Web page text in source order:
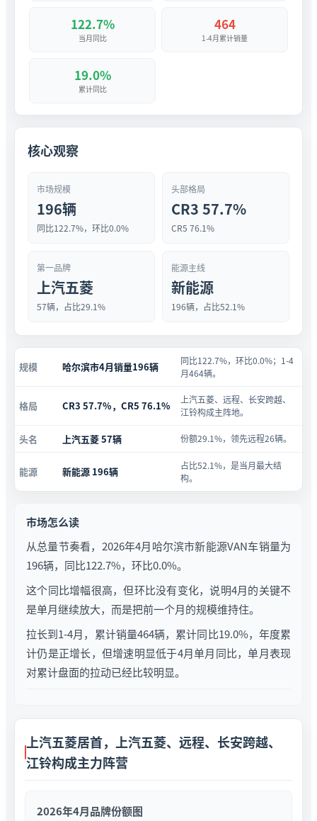
122.7%
当月同比
464
1-4月累计销量
19.0%
累计同比
核心观察
市场规模
196辆
同比122.7%，环比0.0%
头部格局
CR3 57.7%
CR5 76.1%
第一品牌
上汽五菱
57辆，占比29.1%
能源主线
新能源
196辆，占比52.1%
规模 哈尔滨市4月销量196辆
同比122.7%，环比0.0%；1-4
月464辆。
格局 CR3 57.7%，CR5 76.1%
上汽五菱、远程、长安跨越、
江铃构成主阵地。
头名 上汽五菱 57辆 份额29.1%，领先远程26辆。
能源 新能源 196辆
占比52.1%，是当月最大结
构。
市场怎么读
从总量节奏看，2026年4月哈尔滨市新能源VAN车销量为
196辆，同比122.7%，环比0.0%。
这个同比增幅很高，但环比没有变化，说明4月的关键不
是单月继续放大，而是把前一个月的规模维持住。
拉长到1-4月，累计销量464辆，累计同比19.0%，年度累
计仍是正增长，但增速明显低于4月单月同比，单月表现
对累计盘面的拉动已经比较明显。
上汽五菱居首，上汽五菱、远程、长安跨越、
江铃构成主力阵营
2026年4月品牌份额图